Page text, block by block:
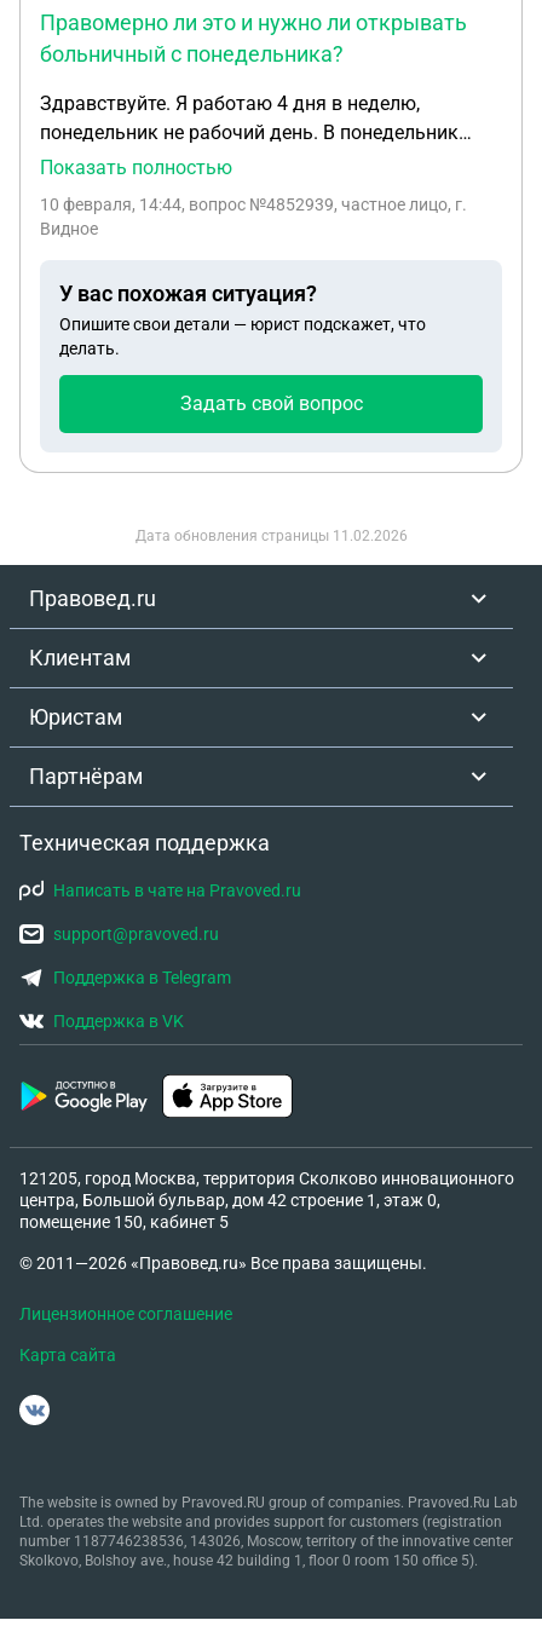
кириллице?
Правомерно ли это и нужно ли открывать
больничный с понедельника?
Здравствуйте. Я работаю 4 дня в неделю,
понедельник не рабочий день. В понедельник
была госпитализация, операция и выписка. Я
вторника открыла больничный. Работодатель
ссылаясь на свои бумажки. Правомерно ли это и
нужно ли открывать больничный с
понедельника?
Показать полностью
10 февраля, 14:44, вопрос №4852939, частное лицо, г.
Видное
У вас похожая ситуация?
Опишите свои детали — юрист подскажет, что
делать.
Задать свой вопрос
Дата обновления страницы 11.02.2026
Правовед.ru
Клиентам
Юристам
Партнёрам
Техническая поддержка
Написать в чате на Pravoved.ru
support@pravoved.ru
Поддержка в Telegram
Поддержка в VK
121205, город Москва, территория Сколково инновационного
центра, Большой бульвар, дом 42 строение 1, этаж 0,
помещение 150, кабинет 5
© 2011—2026 «Правовед.ru» Все права защищены.
Лицензионное соглашение
Карта сайта
The website is owned by Pravoved.RU group of companies. Pravoved.Ru Lab
Ltd. operates the website and provides support for customers (registration
number 1187746238536, 143026, Moscow, territory of the innovative center
Skolkovo, Bolshoy ave., house 42 building 1, floor 0 room 150 office 5).